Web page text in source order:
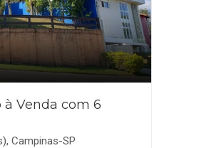
Venda com 6
Campinas-SP